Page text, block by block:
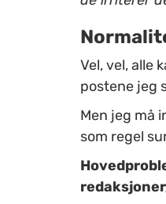
Vel, vel, alle
postene jeg
Men jeg må
som regel